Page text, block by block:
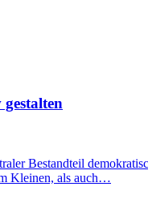
Bestandteil
Kleinen, als auch…